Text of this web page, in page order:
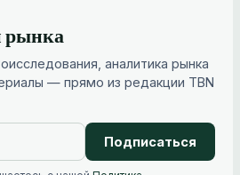
рынка
аналитика рынка
— прямо из редакции TBN
Подписаться